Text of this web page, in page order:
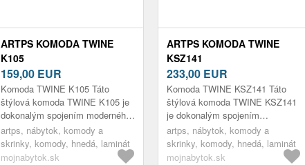
ARTPS KOMODA TWINE
K105
159,00 EUR
Komoda TWINE K105 Táto
štýlová komoda TWINE K105 je
dokonalým spojením moderného
dizajnu a praktickosti. Vďaka
systému PUSH TO OPEN je
úplne bez úc...
artps, nábytok, komody a
skrinky, komody, hnedá, laminát
mojnabytok.sk
ARTPS KOMODA TWINE
KSZ141
233,00 EUR
Komoda TWINE KSZ141 Táto
štýlová komoda TWINE KSZ141
je dokonalým spojením
moderného dizajnu a
praktickosti. Vďaka systému
PUSH TO OPEN je úplne be...
artps, nábytok, komody a
skrinky, komody, hnedá, laminát
mojnabytok.sk